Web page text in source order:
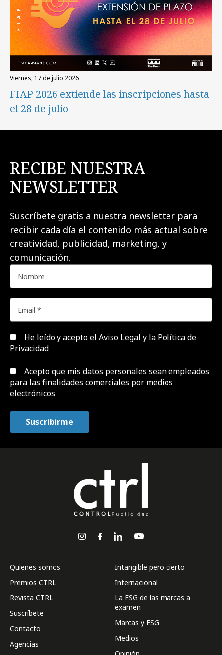
viernes, 17 de julio 2026
FIAP 2026 extiende las inscripciones hasta
el 28 de julio
RECIBE NUESTRA
NEWSLETTER
Suscríbete gratis a nuestra newsletter para
recibir cada día el contenido más actual sobre
creatividad, publicidad, marketing, y
comunicación.
He leído y acepto el Aviso Legal y la Política de
Privacidad
Acepto que mis datos personales sean empleados
para las finalidades comerciales por medios
electrónicos
Quienes somos
Premios CTRL
Revista CTRL
Suscríbete
Contacto
Agencias
Intangible pero cierto
Internacional
La ESG de las marcas a
examen
Marcas y ESG
Medios